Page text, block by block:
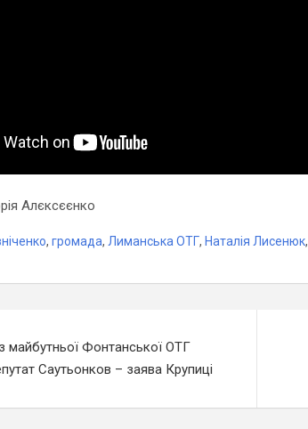
Алєксєєнко
, громада, Лиманська ОТГ, Наталія Лисенюк,
майбутньої Фонтанської ОТГ
Саутьонков – заява Крупиці